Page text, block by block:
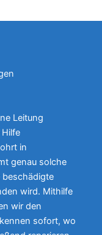
Leitung
in
genau solche
beschädigte
wird. Mithilfe
wir den
sofort, wo